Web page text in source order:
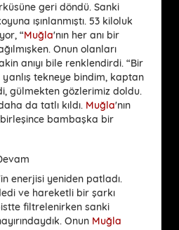
geri döndü. Sanki
ışınlanmıştı. 53 kiloluk
“Muğla'nın her anı bir
Onun olanları
anıyı bile renklendirdi. “Bir
tekneye bindim, kaptan
gülmekten gözlerimiz doldu.
da tatlı kıldı. Muğla'nın
bambaşka bir
enerjisi yeniden patladı.
ve hareketli bir şarkı
filtrelenirken sanki
Onun Muğla